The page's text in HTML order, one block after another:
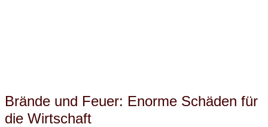
Brände und Feuer: Enorme Schäden für
die Wirtschaft